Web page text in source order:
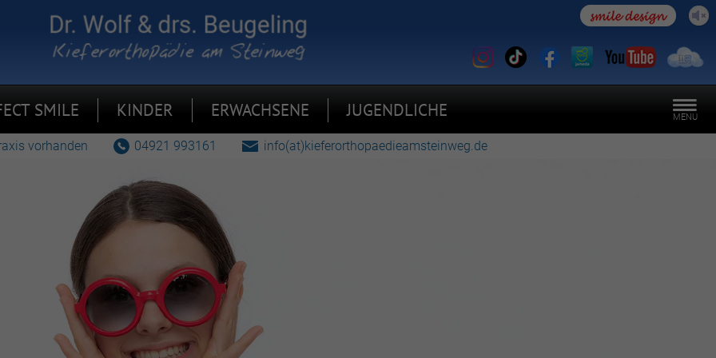
SMILE KINDER ERWACHSENE JUGENDLICHE MENU
vorhanden 04921 993161 info(at)kieferorthopaedieamsteinweg.de